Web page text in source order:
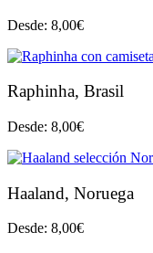
Desde: 8,00€
Raphinha, Brasil
Desde: 8,00€
Haaland, Noruega
Desde: 8,00€